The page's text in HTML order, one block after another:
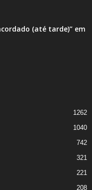
(até tarde)” em
1262
1040
742
321
221
208